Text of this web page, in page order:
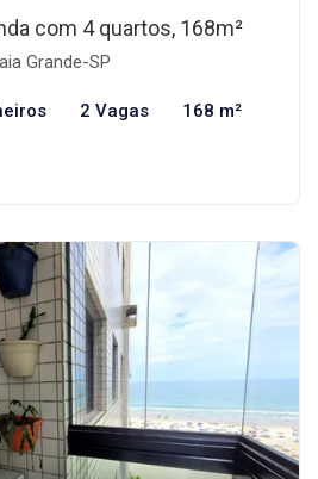
com 4 quartos, 168m²
Grande-SP
2 Vagas 168 m²